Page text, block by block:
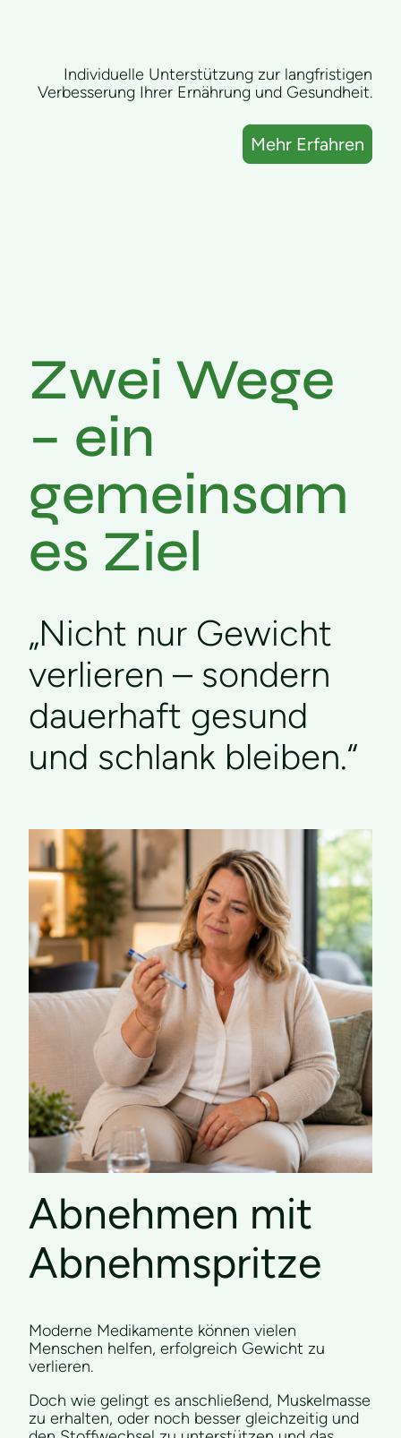
Individuelle Unterstützung zur langfristigen
Verbesserung Ihrer Ernährung und Gesundheit.
Mehr Erfahren
Zwei Wege
– ein
gemeinsam
es Ziel
„Nicht nur Gewicht
verlieren – sondern
dauerhaft gesund
und schlank bleiben.“
Abnehmen mit
Abnehmspritze
Moderne Medikamente können vielen
Menschen helfen, erfolgreich Gewicht zu
verlieren.
Doch wie gelingt es anschließend, Muskelmasse
zu erhalten, oder noch besser gleichzeitig und